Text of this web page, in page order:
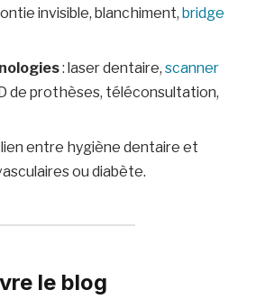
invisible, blanchiment, bridge
: laser dentaire, scanner
de prothèses, téléconsultation,
lien entre hygiène dentaire et
ou diabète.
le blog